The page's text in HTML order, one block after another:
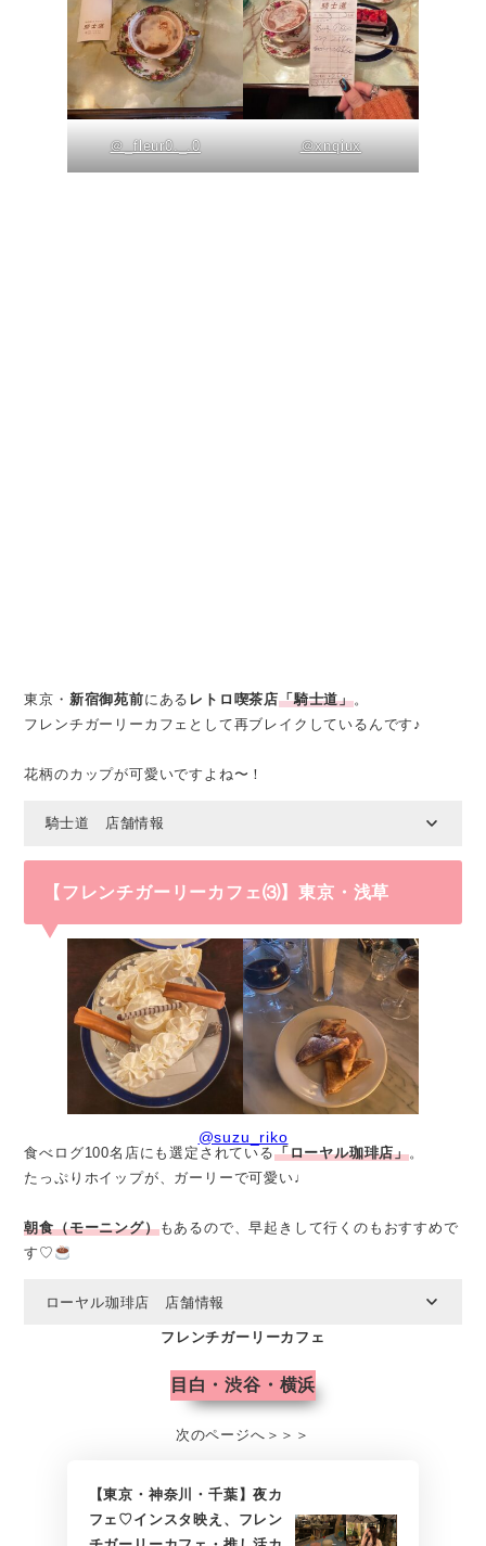
＠_fleur0._.0 ＠xnqiux
東京・ 新宿御苑前にある レトロ喫茶店「騎士道」。
フレンチガーリーカフェとして再ブレイクしているんです♪
花柄のカップが可愛いですよね〜！
騎士道 店舗情報
【フレンチガーリーカフェ⑶】東京・浅草
@suzu_riko
食べログ100名店にも選定されている「ローヤル珈琲店」。
たっぷりホイップが、ガーリーで可愛い♩
朝食（モーニング）もあるので、早起きして行くのもおすすめで
す♡
ローヤル珈琲店 店舗情報
フレンチガーリーカフェ
目白・渋谷・横浜
次のページへ＞＞＞
【東京・神奈川・千葉】夜カ
フェ♡インスタ映え、フレン